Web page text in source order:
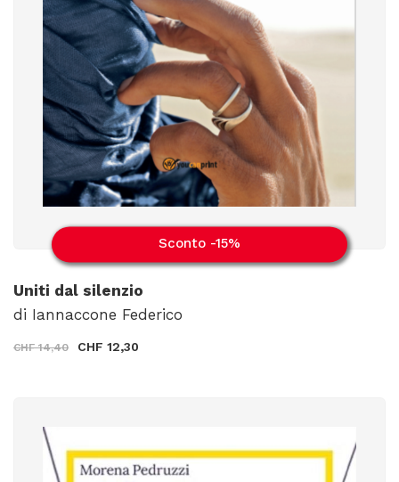
Sconto -15%
Uniti dal silenzio
di Iannaccone Federico
CHF 14,40 CHF 12,30